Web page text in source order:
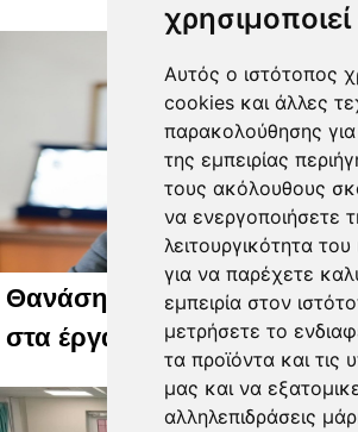
Αυτός ο ιστότοπος
cookies και άλλες
παρακολούθησης
της εμπειρίας
τους ακόλουθους
να ενεργοποιήσετε
λειτουργικότητα
για να παρέχετε
εμπειρία στον
μετρήσετε το
τα προϊόντα και τις
μας και να
αλληλεπιδράσεις
Θανάσης Νασιακόπουλος:
στα έργα, όχι στις κάλπες!»